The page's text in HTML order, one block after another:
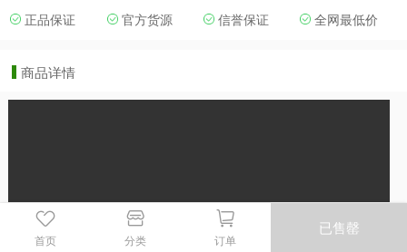
正品保证 官方货源 信誉保证 全网最低价
商品详情
首页 分类 订单
已售罄